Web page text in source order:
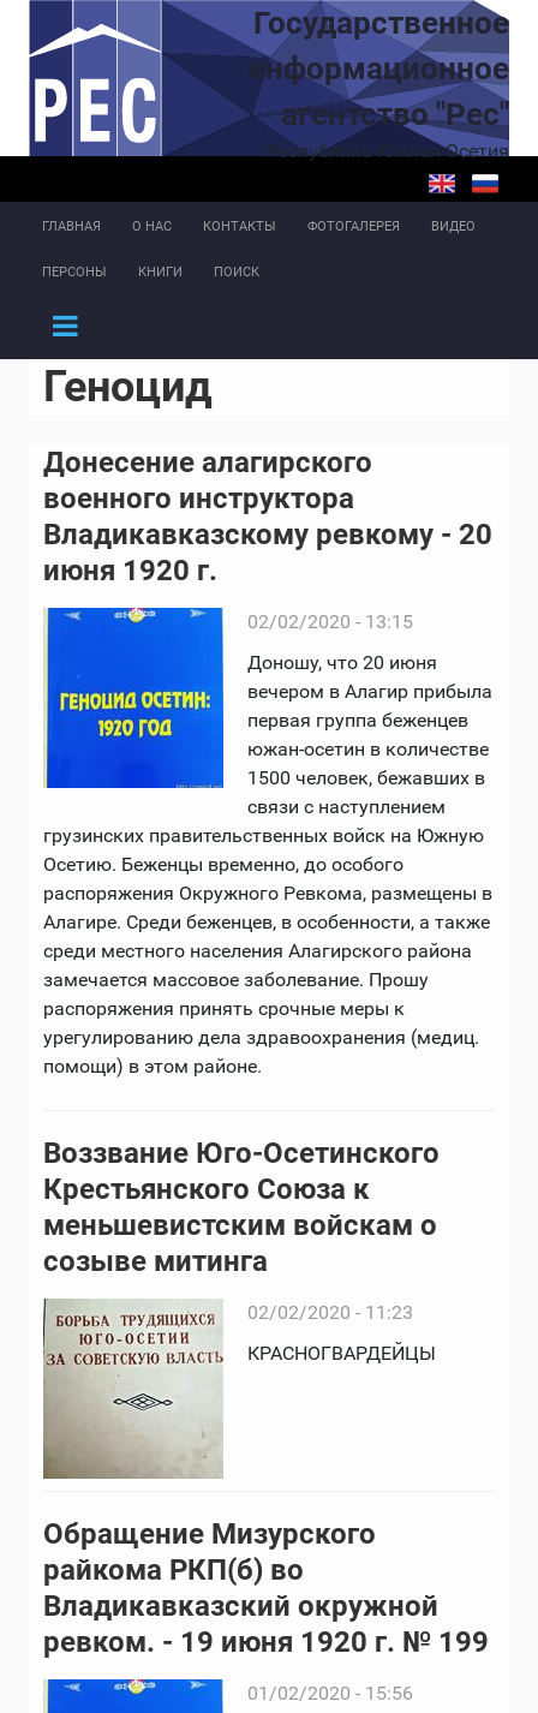
Перейти к основному содержаниюГосударственное
информационное
агентство "Рес"
Республика Южная Осетия
ГЛАВНАЯ О НАС КОНТАКТЫ ФОТОГАЛЕРЕЯ ВИДЕО
ПЕРСОНЫ КНИГИ ПОИСК
Геноцид
Донесение алагирского
военного инструктора
Владикавказскому ревкому - 20
июня 1920 г.
02/02/2020 - 13:15
Доношу, что 20 июня
вечером в Алагир прибыла
первая группа беженцев
южан-осетин в количестве
1500 человек, бежавших в
связи с наступлением
грузинских правительственных войск на Южную
Осетию. Беженцы временно, до особого
распоряжения Окружного Ревкома, размещены в
Алагире. Среди беженцев, в особенности, а также
среди местного населения Алагирского района
замечается массовое заболевание. Прошу
распоряжения принять срочные меры к
урегулированию дела здравоохранения (медиц.
помощи) в этом районе.
Воззвание Юго-Осетинского
Крестьянского Союза к
меньшевистским войскам о
созыве митинга
02/02/2020 - 11:23
КРАСНОГВАРДЕЙЦЫ
Обращение Мизурского
райкома РКП(б) во
Владикавказский окружной
ревком. - 19 июня 1920 г. № 199
01/02/2020 - 15:56